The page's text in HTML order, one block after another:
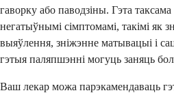
гаворку або паводзіны. Гэта
негатыўнымі сімптомамі, такімі як
выяўлення, зніжэнне матывацыі і
гэтыя паляпшэнні могуць заняць
Ваш лекар можа парэкамендаваць